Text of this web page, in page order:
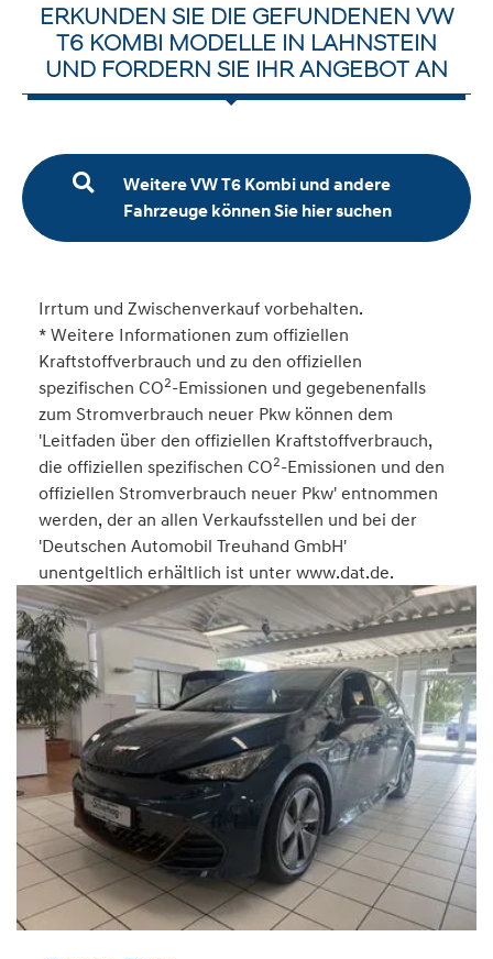
ERKUNDEN SIE DIE GEFUNDENEN VW
T6 KOMBI MODELLE IN LAHNSTEIN
UND FORDERN SIE IHR ANGEBOT AN
Weitere VW T6 Kombi und andere
Fahrzeuge können Sie hier suchen
Irrtum und Zwischenverkauf vorbehalten.
* Weitere Informationen zum offiziellen
Kraftstoffverbrauch und zu den offiziellen
spezifischen CO2-Emissionen und gegebenenfalls
zum Stromverbrauch neuer Pkw können dem
'Leitfaden über den offiziellen Kraftstoffverbrauch,
die offiziellen spezifischen CO2-Emissionen und den
offiziellen Stromverbrauch neuer Pkw' entnommen
werden, der an allen Verkaufsstellen und bei der
'Deutschen Automobil Treuhand GmbH'
unentgeltlich erhältlich ist unter www.dat.de.